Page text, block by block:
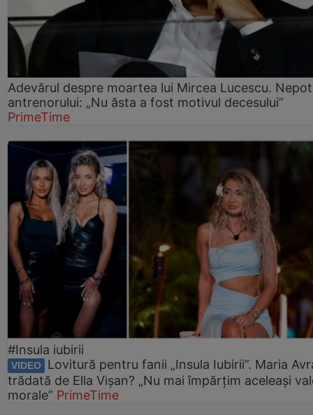
Adevărul despre moartea lui Mircea Lucescu.
antrenorului: „Nu ăsta a fost motivul decesului”
PrimeTime
#Insula iubirii
VIDEO
Lovitură pentru fanii „Insula Iubirii”. Maria
trădată de Ella Vișan? „Nu mai împărțim aceleași
morale” PrimeTime